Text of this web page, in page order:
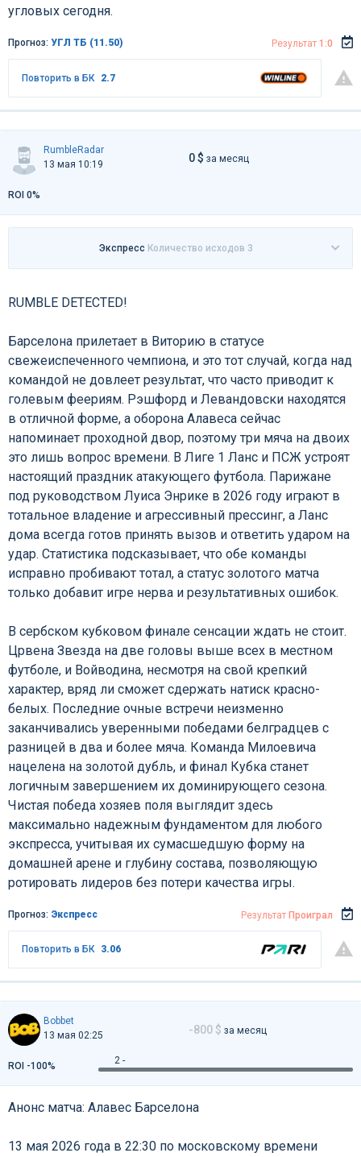
угловых сегодня.
Прогноз: УГЛ ТБ (11.50) Результат 1:0
Повторить в БК 2.7
RumbleRadar
13 мая 10:19
0 $ за месяц
ROI 0%
Экспресс Количество исходов 3
RUMBLE DETECTED!
Барселона прилетает в Виторию в статусе
свежеиспеченного чемпиона, и это тот случай, когда над
командой не довлеет результат, что часто приводит к
голевым феериям. Рэшфорд и Левандовски находятся
в отличной форме, а оборона Алавеса сейчас
напоминает проходной двор, поэтому три мяча на двоих
это лишь вопрос времени. В Лиге 1 Ланс и ПСЖ устроят
настоящий праздник атакующего футбола. Парижане
под руководством Луиса Энрике в 2026 году играют в
тотальное владение и агрессивный прессинг, а Ланс
дома всегда готов принять вызов и ответить ударом на
удар. Статистика подсказывает, что обе команды
исправно пробивают тотал, а статус золотого матча
только добавит игре нерва и результативных ошибок.
В сербском кубковом финале сенсации ждать не стоит.
Црвена Звезда на две головы выше всех в местном
футболе, и Войводина, несмотря на свой крепкий
характер, вряд ли сможет сдержать натиск красно-
белых. Последние очные встречи неизменно
заканчивались уверенными победами белградцев с
разницей в два и более мяча. Команда Милоевича
нацелена на золотой дубль, и финал Кубка станет
логичным завершением их доминирующего сезона.
Чистая победа хозяев поля выглядит здесь
максимально надежным фундаментом для любого
экспресса, учитывая их сумасшедшую форму на
домашней арене и глубину состава, позволяющую
ротировать лидеров без потери качества игры.
Прогноз: Экспресс Результат Проиграл
Повторить в БК 3.06
Bobbet
13 мая 02:25
-800 $ за месяц
2 -
ROI -100%
Анонс матча: Алавес Барселона
13 мая 2026 года в 22:30 по московскому времени